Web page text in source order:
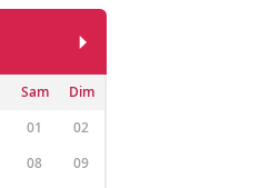
Sam
Dim
01
02
08
09